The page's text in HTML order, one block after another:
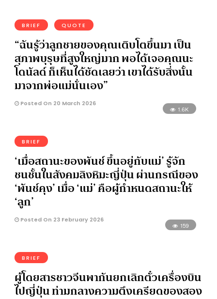
BRIEF QUOTE
“ฉันรู้ว่าลูกชายของคุณเติบโตขึ้นมา เป็น
สุภาพบุรุษที่สูงใหญ่มาก พอได้เจอคุณนะ
โดนัลด์ ก็เห็นได้ชัดเลยว่า เขาได้รับสิ่งนั้น
มาจากพ่อแม่นั่นเอง”
Posted On 20 March 2026
1.6K
BRIEF
‘เมื่อสถานะของพันช์ ขึ้นอยู่กับแม่’ รู้จัก
ชนชั้นในสังคมลิงหิมะญี่ปุ่น ผ่านกรณีของ
‘พันช์คุง’ เมื่อ ‘แม่’ คือผู้กำหนดสถานะให้
‘ลูก’
Posted On 23 February 2026
159
BRIEF
ผู้โดยสารชาวจีนพากันยกเลิกตั๋วเครื่องบิน
ไปญี่ปุ่น ท่ามกลางความตึงเครียดของสอง